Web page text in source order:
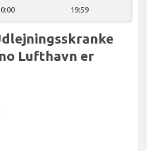
19:59
Lufthavn er